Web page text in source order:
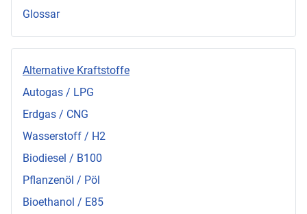
Glossar
Alternative Kraftstoffe
Autogas / LPG
Erdgas / CNG
Wasserstoff / H2
Biodiesel / B100
Pflanzenöl / Pöl
Bioethanol / E85